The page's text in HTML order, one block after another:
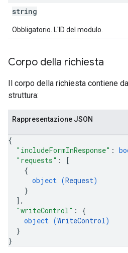
string
Obbligatorio. L'ID del modulo.
Corpo della richiesta
Il corpo della richiesta contiene
struttura:
Rappresentazione JSON
{
"includeFormInResponse" :
"requests" :
[
{
object (Request)
}
] ,
"writeControl" : {
object (WriteControl)
}
}